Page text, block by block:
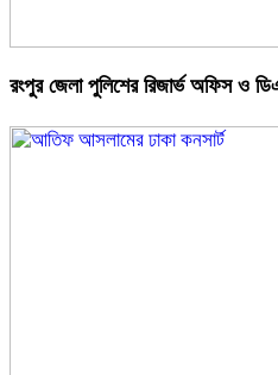
রংপুর জেলা পুলিশের রিজার্ভ অফিস ও